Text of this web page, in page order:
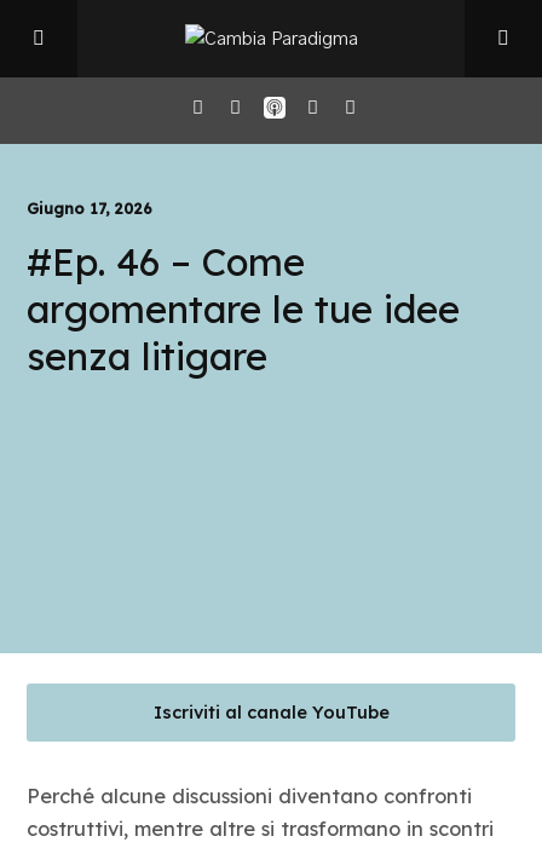
Il Podcast
Chi sono
Giugno 17, 2026
#Ep. 46 – Come
argomentare le tue idee
senza litigare
Iscriviti al canale YouTube
Perché alcune discussioni diventano confronti
costruttivi, mentre altre si trasformano in scontri